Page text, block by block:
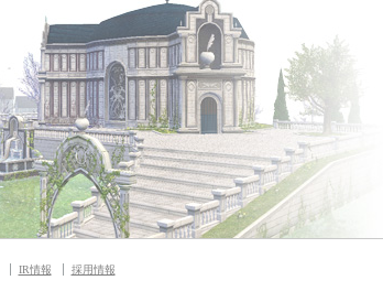
IR情報 採用情報